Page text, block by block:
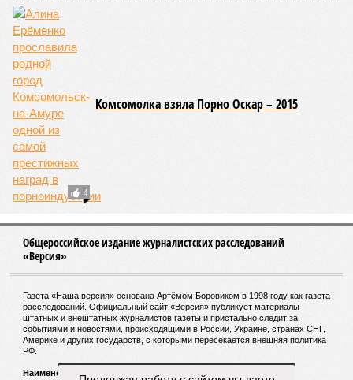
Зима 1931 года выдалась в Китае чрезвычайно
продолжительной и суровой. Снега образовалось огромное
количество – казалось бы, хороший знак после периода
великой суши, продолжавшегося с 1928-го. Но всё
обратилось катастрофой. Снег растаял, устремился в реки,
начался небывалый паводок, быстро обернувшийся
страшным наводнением, которое обильные весенние ливни
только усугубили. К июню всё это преобразовалось в
массовый потоп, в июле же Китай в дополнение накрыло
невообразимыми: наводнение погребло под собой
территорию в 180 тыс. квадратных километров, что равно
по площади Карелии, шести Курским или Калужским
областям, десятку Чуваший.
В общем, недаром события 1931-го находятся на первом
пострадавших в тот год достигло 53 млн человек, число
погибших, по некоторым оценкам, составило 4 миллиона.
Впрочем, для Китая подобное не в новинку. Так, в сентябре
1887 года вода прорвала многочисленные дамбы на реке
Хуанхэ и быстро залила почти весь Северный Китай, так